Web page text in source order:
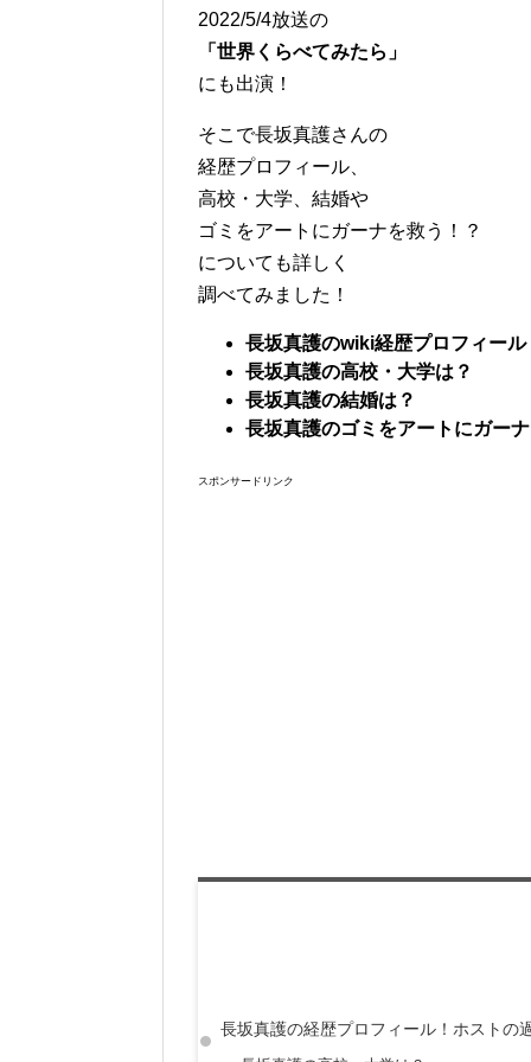
2022/5/4放送の
「世界くらべてみたら」
にも出演！
そこで長坂真護さんの
経歴プロフィール、
高校・大学、結婚や
ゴミをアートにガーナを救う！？
についても詳しく
調べてみました！
長坂真護のwiki経歴プロフィール
長坂真護の高校・大学は？
長坂真護の結婚は？
長坂真護のゴミをアートにガー
スポンサードリンク
長坂真護の経歴プロフィール！ホストの